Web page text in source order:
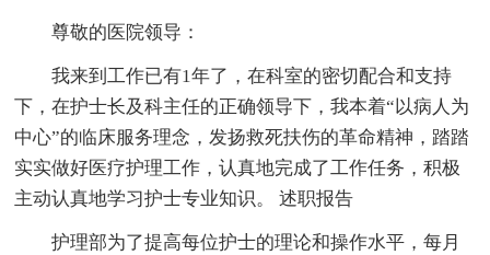
尊敬的医院领导：
我来到工作已有1年了，在科室的密切配合和支持
下，在护士长及科主任的正确领导下，我本着“以病人为
中心”的临床服务理念，发扬救死扶伤的革命精神，踏踏
实实做好医疗护理工作，认真地完成了工作任务，积极
主动认真地学习护士专业知识。 述职报告
护理部为了提高每位护士的理论和操作水平，每月